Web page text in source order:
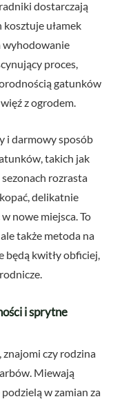
dostarczają
kosztuje ułamek
wyhodowanie
proces,
gatunków
z ogrodem.
i darmowy sposób
takich jak
rozrasta
delikatnie
nowe miejsca. To
także metoda na
będą kwitły obficiej,
i sprytne
znajomi czy rodzina
Miewają
w zamian za